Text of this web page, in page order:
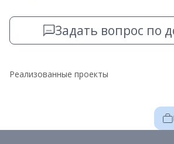
Задать вопрос по
Реализованные проекты